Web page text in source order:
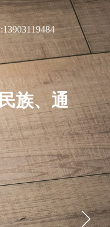
13903119484
、通俗